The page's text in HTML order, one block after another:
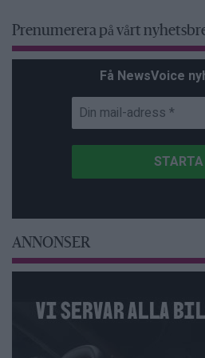
Prenumerera på vårt
Få NewsVoice
ANNONSER